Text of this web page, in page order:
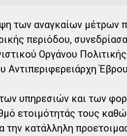
των αναγκαίων μέτρων
περιόδου,
Οργάνου
Αντιπεριφερειάρχη
υπηρεσιών και των
ετοιμότητάς τους
την κατάλληλη